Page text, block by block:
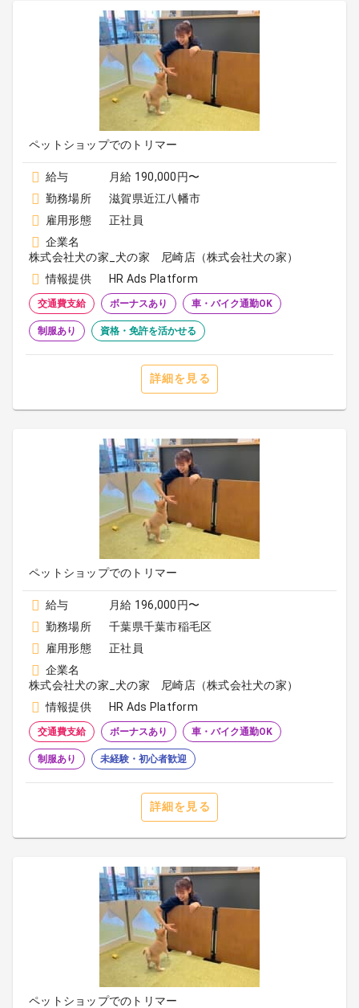
ペットショップでのトリマー
給与
月給 190,000円〜
勤務場所
滋賀県近江八幡市
雇用形態
正社員
企業名
株式会社犬の家_犬の家 尼崎店（株式会社犬の家）
情報提供
HR Ads Platform
交通費支給 ボーナスあり 車・バイク通勤OK
制服あり 資格・免許を活かせる
詳細を見る
ペットショップでのトリマー
給与
月給 196,000円〜
勤務場所
千葉県千葉市稲毛区
雇用形態
正社員
企業名
株式会社犬の家_犬の家 尼崎店（株式会社犬の家）
情報提供
HR Ads Platform
交通費支給 ボーナスあり 車・バイク通勤OK
制服あり 未経験・初心者歓迎
詳細を見る
ペットショップでのトリマー